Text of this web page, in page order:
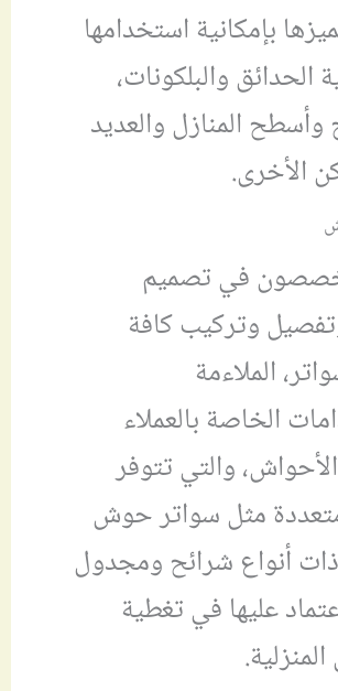
بإمكانية استخدامها
والبلكونات،
وأسطح المنازل والعديد
الأخرى.
في تصميم
وتركيب كافة
الملاءمة
الخاصة بالعملاء
والتي تتوفر
مثل سواتر حوش
أنواع شرائح ومجدول
عليها في تغطية